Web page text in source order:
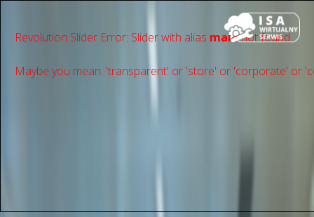
Revolution Slider Error: Slider with alias mainnot found.
Maybe you mean: 'transparent' or 'store' or 'сorporate' or